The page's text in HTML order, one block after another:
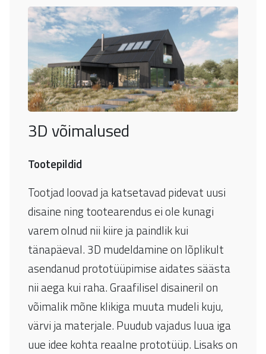
3D võimalused
Tootepildid
Tootjad loovad ja katsetavad pidevat uusi
disaine ning tootearendus ei ole kunagi
varem olnud nii kiire ja paindlik kui
tänapäeval. 3D mudeldamine on lõplikult
asendanud prototüüpimise aidates säästa
nii aega kui raha. Graafilisel disaineril on
võimalik mõne klikiga muuta mudeli kuju,
värvi ja materjale. Puudub vajadus luua iga
uue idee kohta reaalne prototüüp. Lisaks on